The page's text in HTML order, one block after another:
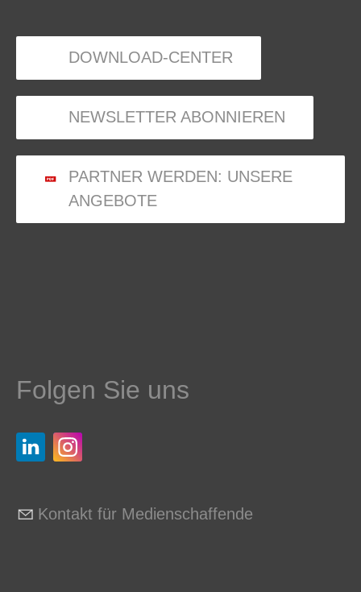
DOWNLOAD-CENTER
NEWSLETTER ABONNIEREN
PARTNER WERDEN: UNSERE
ANGEBOTE
Folgen Sie uns
Kontakt für Medienschaffende